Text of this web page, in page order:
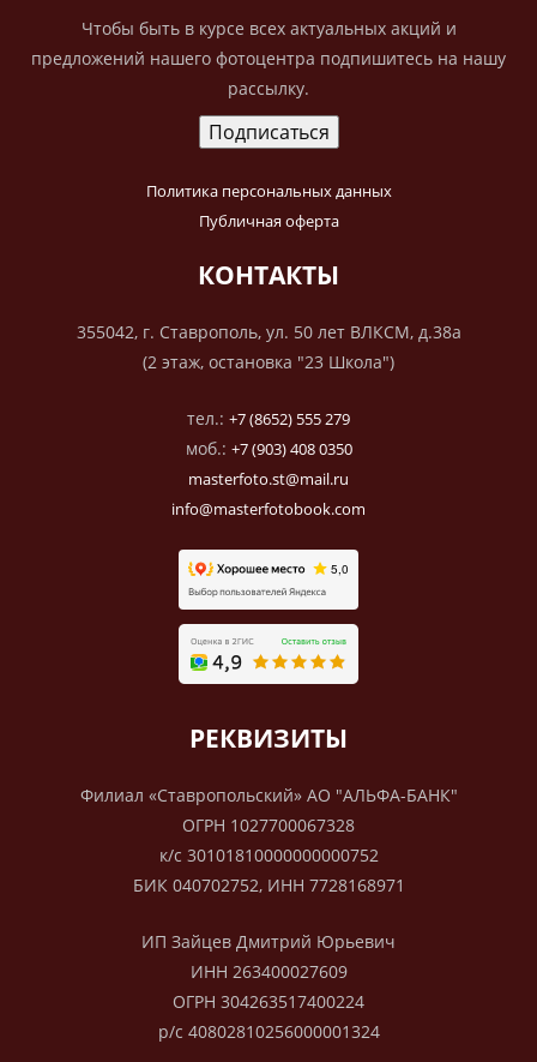
Чтобы быть в курсе всех актуальных акций и
предложений нашего фотоцентра подпишитесь на нашу
рассылку.
Политика персональных данных
Публичная оферта
КОНТАКТЫ
355042, г. Ставрополь, ул. 50 лет ВЛКСМ, д.38а
(2 этаж, остановка "23 Школа")
тел.: +7 (8652) 555 279
моб.: +7 (903) 408 0350
masterfoto.st@mail.ru
info@masterfotobook.com
РЕКВИЗИТЫ
Филиал «Ставропольский» АО "АЛЬФА-БАНК"
ОГРН 1027700067328
к/с 30101810000000000752
БИК 040702752, ИНН 7728168971
ИП Зайцев Дмитрий Юрьевич
ИНН 263400027609
ОГРН 304263517400224
р/с 40802810256000001324